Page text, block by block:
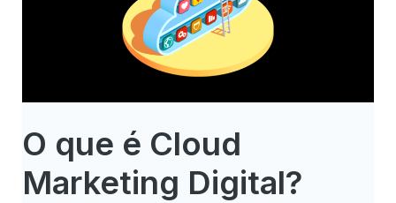
O que é Cloud
Marketing Digital?